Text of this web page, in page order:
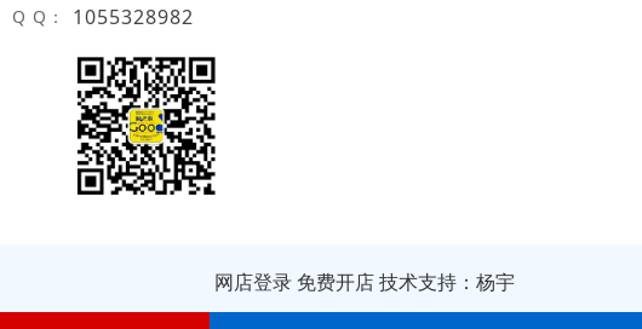
Q Q： 1055328982
网店登录 免费开店技术支持：杨宇